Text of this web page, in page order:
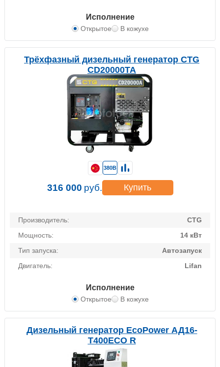
Исполнение
Открытое В кожухе
Трёхфазный дизельный генератор CTG
CD20000TA
Производитель:
CTG
Мощность:
14 кВт
Тип запуска:
Автозапуск
Двигатель:
Lifan
Исполнение
Открытое В кожухе
380В
316 000 руб. Купить
Дизельный генератор EcoPower АД16-
T400ECO R